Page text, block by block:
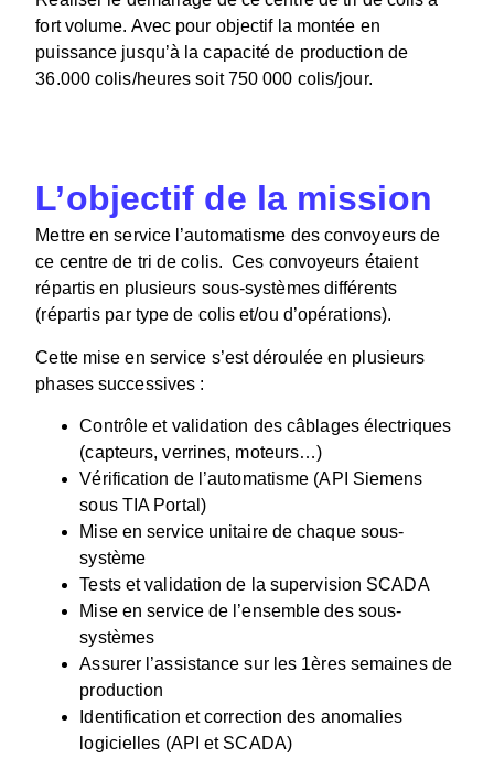
fort volume. Avec pour objectif la montée en
puissance jusqu’à la capacité de production de
36.000 colis/heures soit 750 000 colis/jour.
L’objectif de la mission
Mettre en service l’automatisme des convoyeurs de
ce centre de tri de colis. Ces convoyeurs étaient
répartis en plusieurs sous-systèmes différents
(répartis par type de colis et/ou d’opérations).
Cette mise en service s’est déroulée en plusieurs
phases successives :
Contrôle et validation des câblages électriques
(capteurs, verrines, moteurs…)
Vérification de l’automatisme (API Siemens
sous TIA Portal)
Mise en service unitaire de chaque sous-
système
Tests et validation de la supervision SCADA
Mise en service de l’ensemble des sous-
systèmes
Assurer l’assistance sur les 1ères semaines de
production
Identification et correction des anomalies
logicielles (API et SCADA)